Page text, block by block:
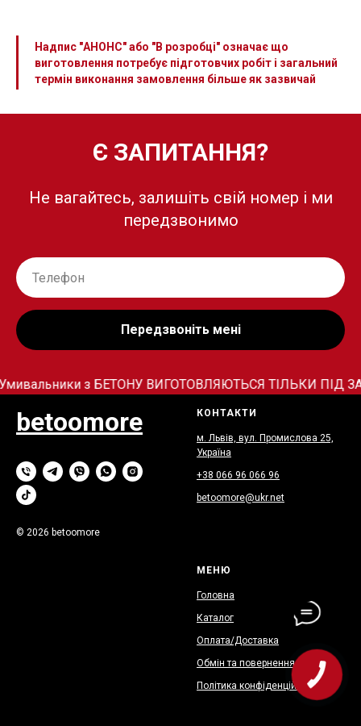
Надпис "АНОНС" або "В розробці" означає що
виготовлення потребує підготовчих робіт і загальний
термін виконання замовлення більше як зазвичай
Є ЗАПИТАННЯ?
Не вагайтесь, залишіть свій номер і ми
передзвонимо
Передзвоніть мені
з БЕТОНУ ВИГОТОВЛЯЮТЬСЯ ТІЛЬКИ ПІД
betoomore
© 2026 betoomore
КОНТАКТИ
м. Львів, вул. Промислова 25,
Україна
+38 066 96 066 96
betoomore@ukr.net
МЕНЮ
Головна
Каталог
Оплата/Доставка
Обмін та повернення
Політика конфіденційності
КНОПКА
ЗВ'ЯЗКУ